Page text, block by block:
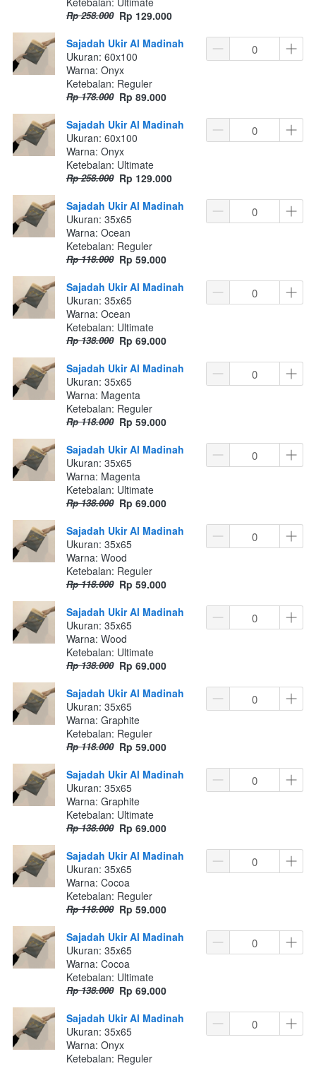
Rp 258.000 Rp 129.000
Sajadah Ukir Al Madinah
Ukuran: 60x100
Warna: Onyx
Ketebalan: Reguler
Rp 178.000 Rp 89.000
Sajadah Ukir Al Madinah
Ukuran: 60x100
Warna: Onyx
Ketebalan: Ultimate
Rp 258.000 Rp 129.000
Sajadah Ukir Al Madinah
Ukuran: 35x65
Warna: Ocean
Ketebalan: Reguler
Rp 118.000 Rp 59.000
Sajadah Ukir Al Madinah
Ukuran: 35x65
Warna: Ocean
Ketebalan: Ultimate
Rp 138.000 Rp 69.000
Sajadah Ukir Al Madinah
Ukuran: 35x65
Warna: Magenta
Ketebalan: Reguler
Rp 118.000 Rp 59.000
Sajadah Ukir Al Madinah
Ukuran: 35x65
Warna: Magenta
Ketebalan: Ultimate
Rp 138.000 Rp 69.000
Sajadah Ukir Al Madinah
Ukuran: 35x65
Warna: Wood
Ketebalan: Reguler
Rp 118.000 Rp 59.000
Sajadah Ukir Al Madinah
Ukuran: 35x65
Warna: Wood
Ketebalan: Ultimate
Rp 138.000 Rp 69.000
Sajadah Ukir Al Madinah
Ukuran: 35x65
Warna: Graphite
Ketebalan: Reguler
Rp 118.000 Rp 59.000
Sajadah Ukir Al Madinah
Ukuran: 35x65
Warna: Graphite
Ketebalan: Ultimate
Rp 138.000 Rp 69.000
Sajadah Ukir Al Madinah
Ukuran: 35x65
Warna: Cocoa
Ketebalan: Reguler
Rp 118.000 Rp 59.000
Sajadah Ukir Al Madinah
Ukuran: 35x65
Warna: Cocoa
Ketebalan: Ultimate
Rp 138.000 Rp 69.000
Sajadah Ukir Al Madinah
Ukuran: 35x65
Warna: Onyx
Ketebalan: Reguler